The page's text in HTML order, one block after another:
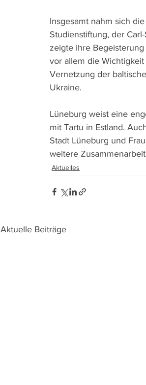
Insgesamt nahm sich
Studienstiftung, der
zeigte ihre
vor allem die
Vernetzung der
Ukraine.
Lüneburg weist eine
mit Tartu in Estland.
Stadt Lüneburg und
weitere
Aktuelles
Aktuelle Beiträge